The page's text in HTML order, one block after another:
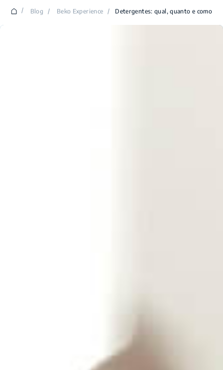
/ Blog / Beko Experience / Detergentes: qual, quanto e como